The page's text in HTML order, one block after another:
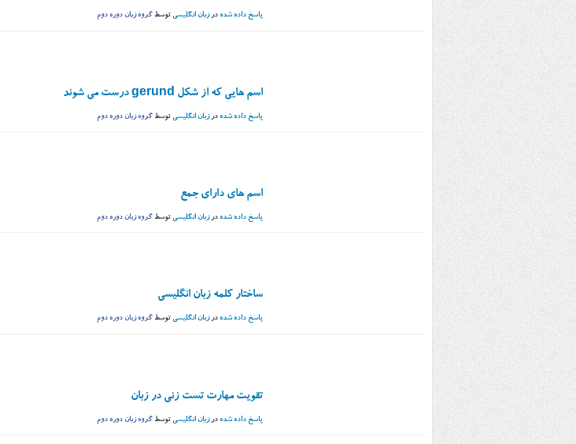
پاسخ داده شده درزبان انگلیسی توسط گروه زبان دوره دوم
اسم هایی که از شکل gerund درست می شوند
پاسخ داده شده درزبان انگلیسی توسط گروه زبان دوره دوم
اسم های دارای جمع
پاسخ داده شده درزبان انگلیسی توسط گروه زبان دوره دوم
ساختار کلمه زبان انگلیسی
پاسخ داده شده درزبان انگلیسی توسط گروه زبان دوره دوم
تقویت مهارت تست زنی در زبان
پاسخ داده شده درزبان انگلیسی توسط گروه زبان دوره دوم